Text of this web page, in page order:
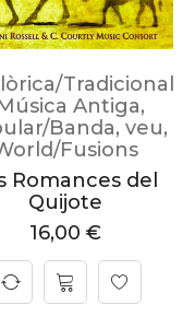
Tradicional
Antiga,
Banda, veu,
Fusions
Romances del
Quijote
16,00 €